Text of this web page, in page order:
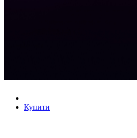
Купити